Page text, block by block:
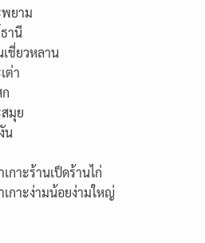
ยาม
านี
ชี่ยวหลาน
ต่า
มุย
น
กาะร้านเป็ดร้านไก่
กาะง่ามน้อยง่ามใหญ่